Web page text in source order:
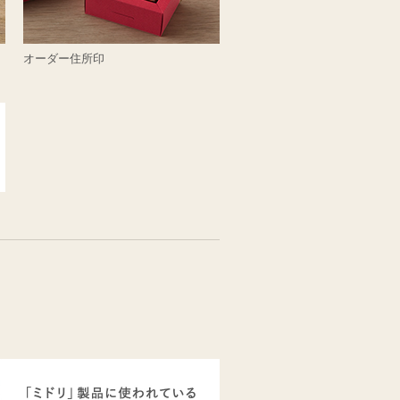
オーダー住所印